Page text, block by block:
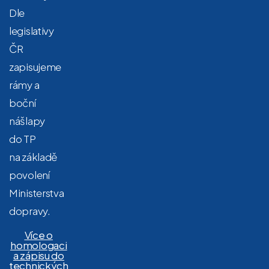
Dle
legislativy
ČR
zapisujeme
rámy a
boční
nášlapy
do TP
na základě
povolení
Ministerstva
dopravy.
Více o
homologaci
a zápisu do
technických